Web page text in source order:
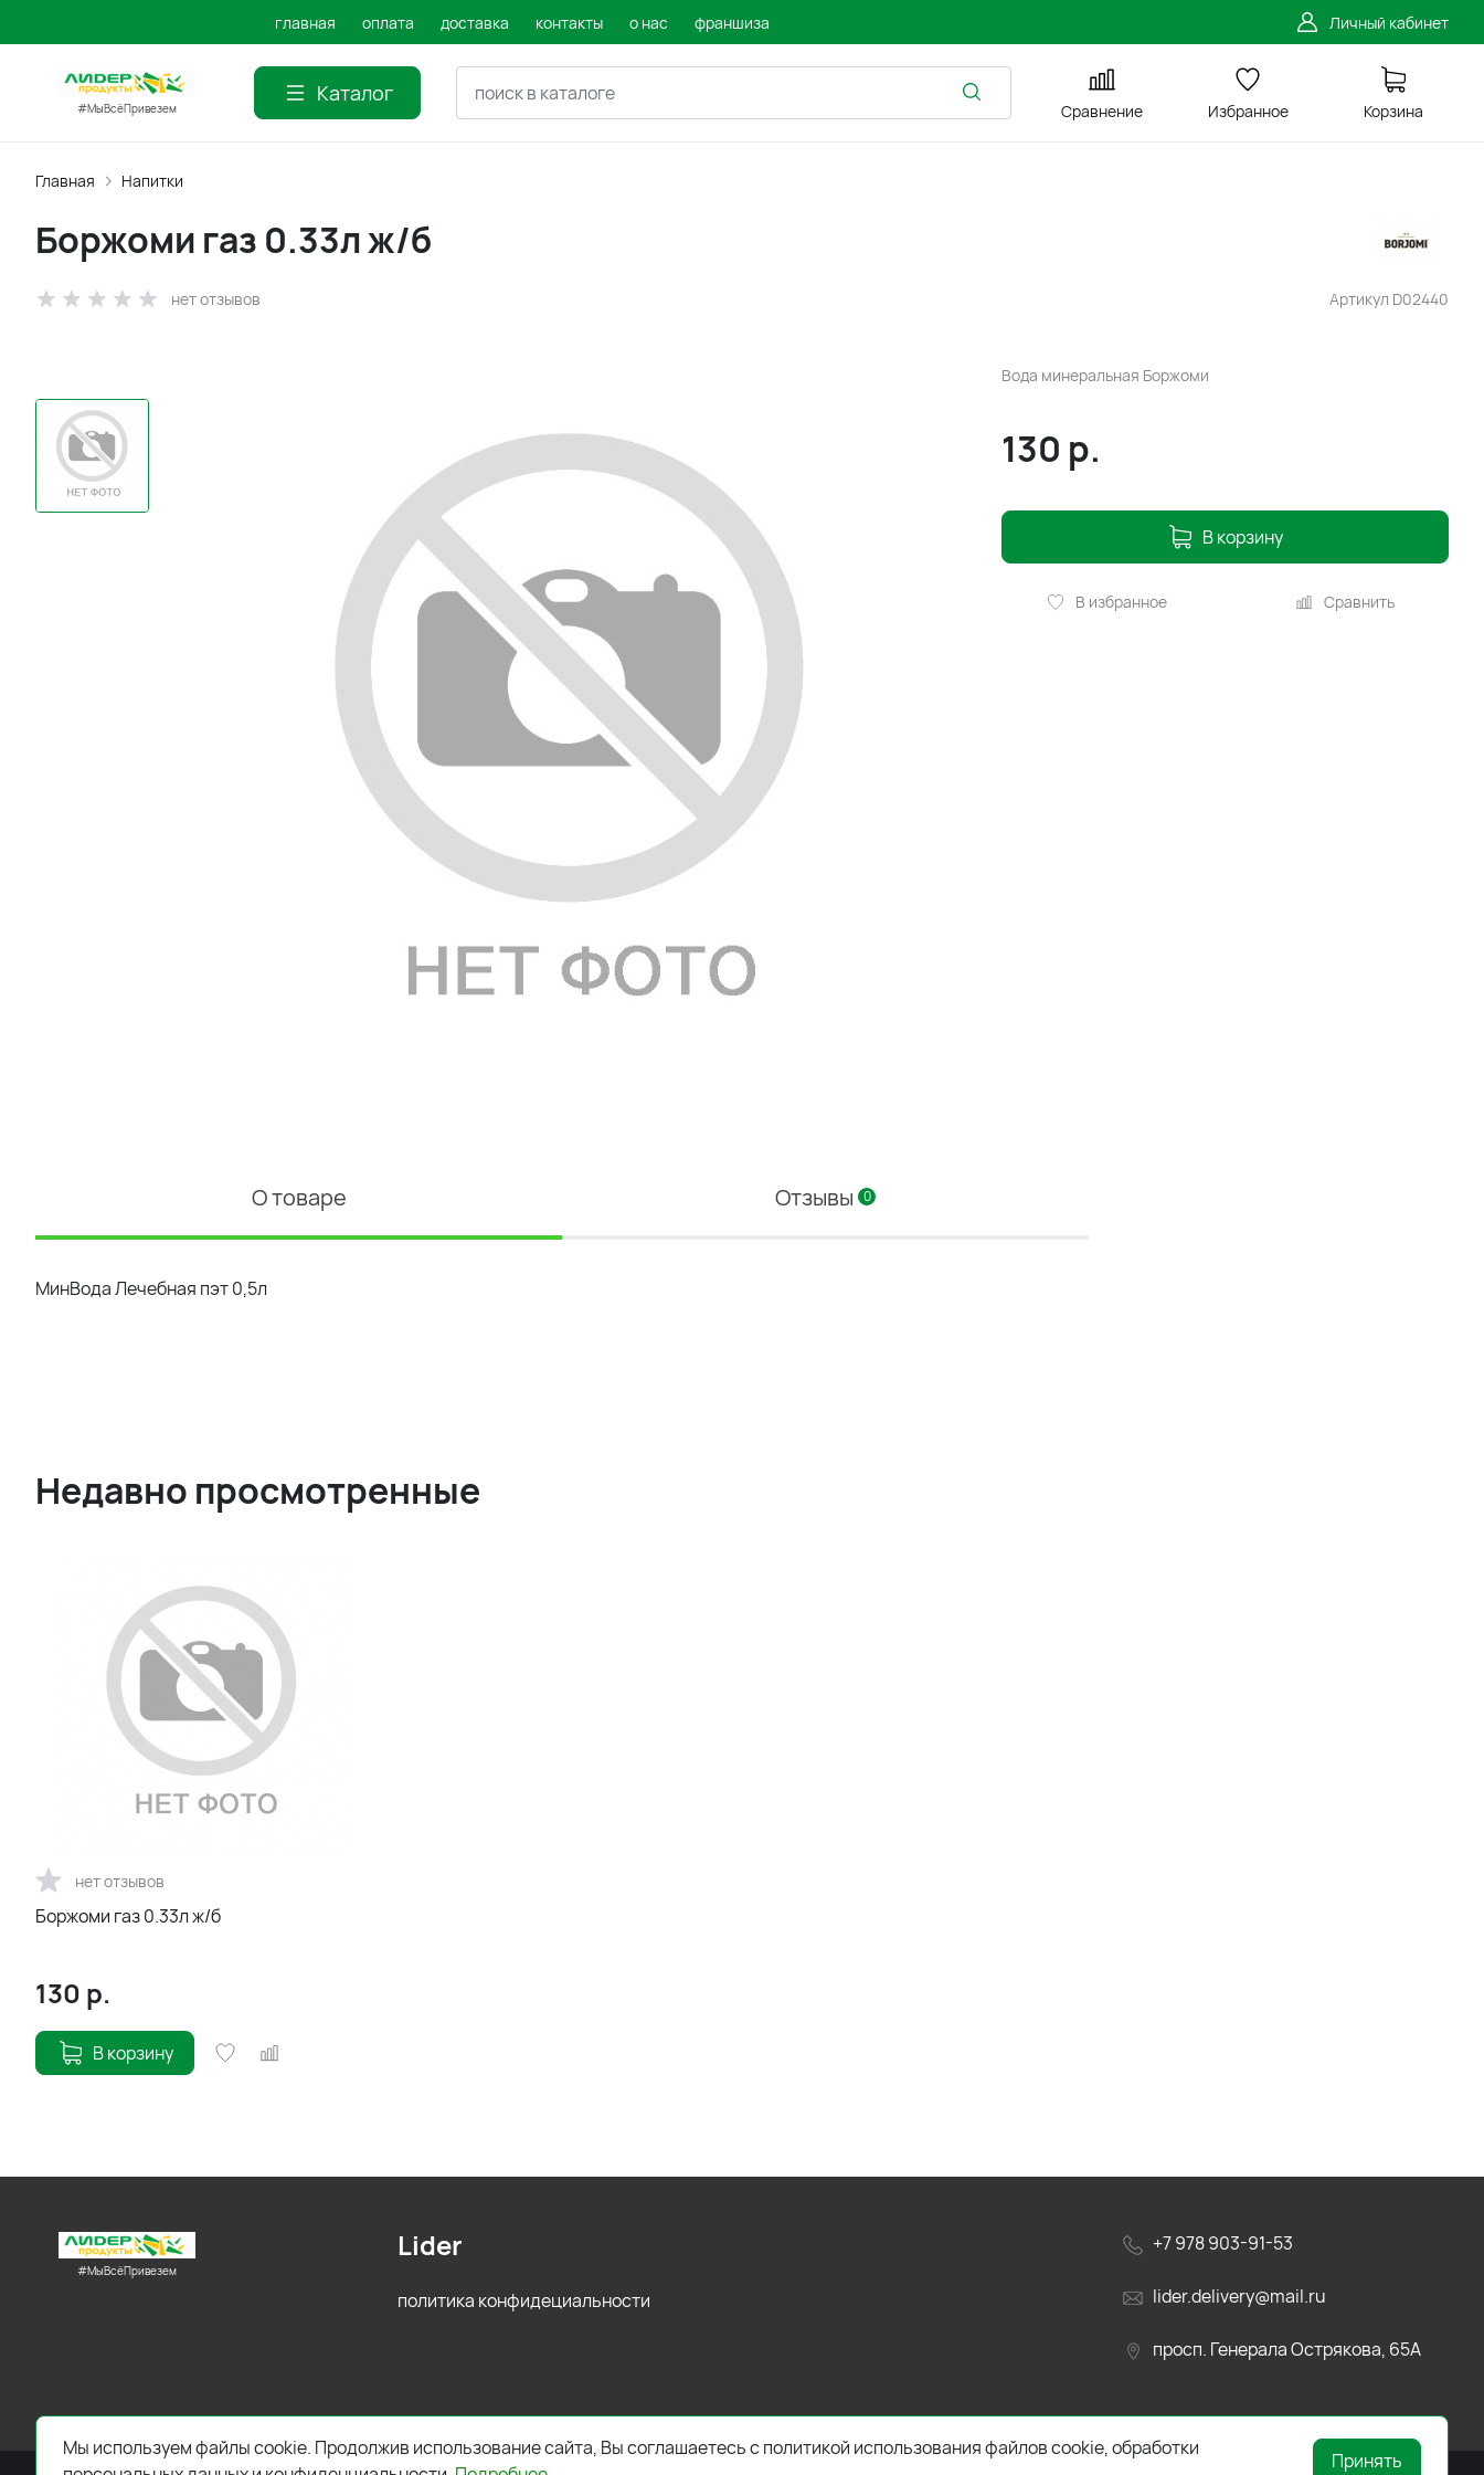
главная оплата доставка контакты о нас франшиза Личный кабинет
#МыВсёПривезем
Каталог
Сравнение Избранное Корзина
Главная Напитки
Артикул D02440
Боржоми газ 0.33л ж/б
нет отзывов
Вода минеральная Боржоми
130 р.
В корзину
В избранное Сравнить
О товаре Отзывы 0
МинВода Лечебная пэт 0,5л
Недавно просмотренные
нет отзывов
Боржоми газ 0.33л ж/б
130 р.
В корзину
#МыВсёПривезем
+7 978 903-91-53
lider.delivery@mail.ru
просп. Генерала Острякова, 65А
Lider
политика конфидециальности
Мы используем файлы cookie. Продолжив использование сайта, Вы соглашаетесь с политикой использования файлов cookie, обработки
Принять